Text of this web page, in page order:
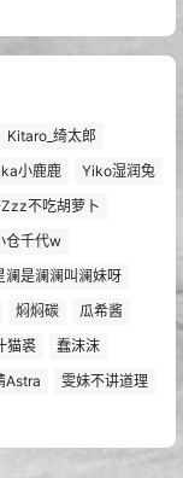
Kitaro_绮太郎
小鹿鹿
Yiko湿润兔
不吃胡萝卜
仓千代w
澜是澜澜叫澜妹呀
焖焖碳
瓜希酱
猫裘
蠢沫沫
Astra
雯妹不讲道理